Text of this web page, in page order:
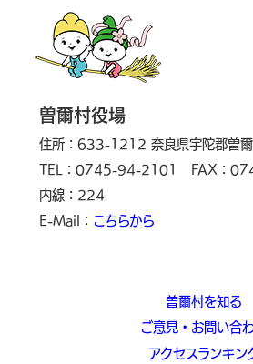
曽爾村役場
住所：633-1212 奈良県宇陀郡曽
TEL：0745-94-2101
FAX：
内線：224
E-Mail： こちらから
曽爾村を知る
ご意見・お問い合
アクセスランキン